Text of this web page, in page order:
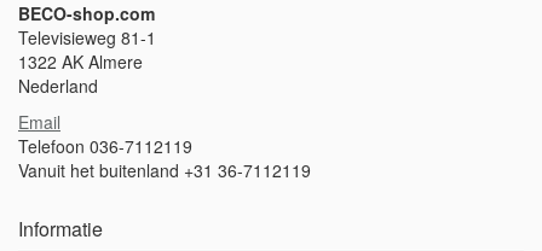
BECO-shop.com
Televisieweg 81-1
1322 AK Almere
Nederland
Email
Telefoon 036-7112119
Vanuit het buitenland +31 36-7112119
Informatie